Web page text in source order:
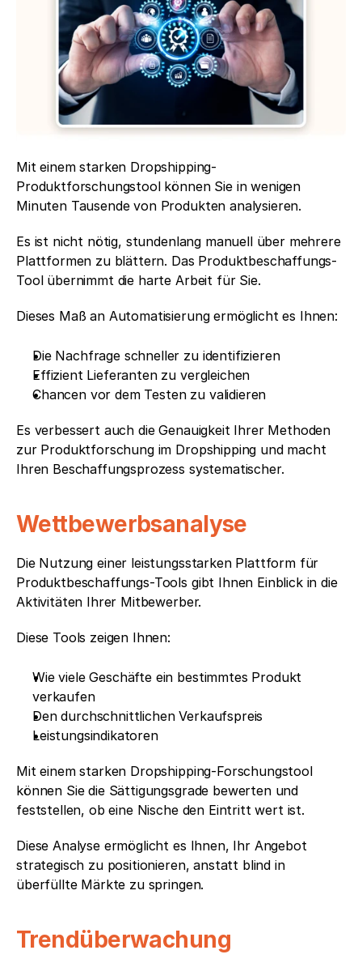
Mit einem starken Dropshipping-
Produktforschungstool können Sie in wenigen
Minuten Tausende von Produkten analysieren.
Es ist nicht nötig, stundenlang manuell über mehrere
Plattformen zu blättern. Das Produktbeschaffungs-
Tool übernimmt die harte Arbeit für Sie.
Dieses Maß an Automatisierung ermöglicht es Ihnen:
Die Nachfrage schneller zu identifizieren
Effizient Lieferanten zu vergleichen
Chancen vor dem Testen zu validieren
Es verbessert auch die Genauigkeit Ihrer Methoden
zur Produktforschung im Dropshipping und macht
Ihren Beschaffungsprozess systematischer.
Wettbewerbsanalyse
Die Nutzung einer leistungsstarken Plattform für
Produktbeschaffungs-Tools gibt Ihnen Einblick in die
Aktivitäten Ihrer Mitbewerber.
Diese Tools zeigen Ihnen:
Wie viele Geschäfte ein bestimmtes Produkt
verkaufen
Den durchschnittlichen Verkaufspreis
Leistungsindikatoren
Mit einem starken Dropshipping-Forschungstool
können Sie die Sättigungsgrade bewerten und
feststellen, ob eine Nische den Eintritt wert ist.
Diese Analyse ermöglicht es Ihnen, Ihr Angebot
strategisch zu positionieren, anstatt blind in
überfüllte Märkte zu springen.
Trendüberwachung